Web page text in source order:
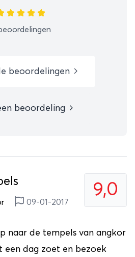
beoordelingen
beoordeling
9,0
09-01-2017
naar de tempels van angkor
een dag zoet en bezoek